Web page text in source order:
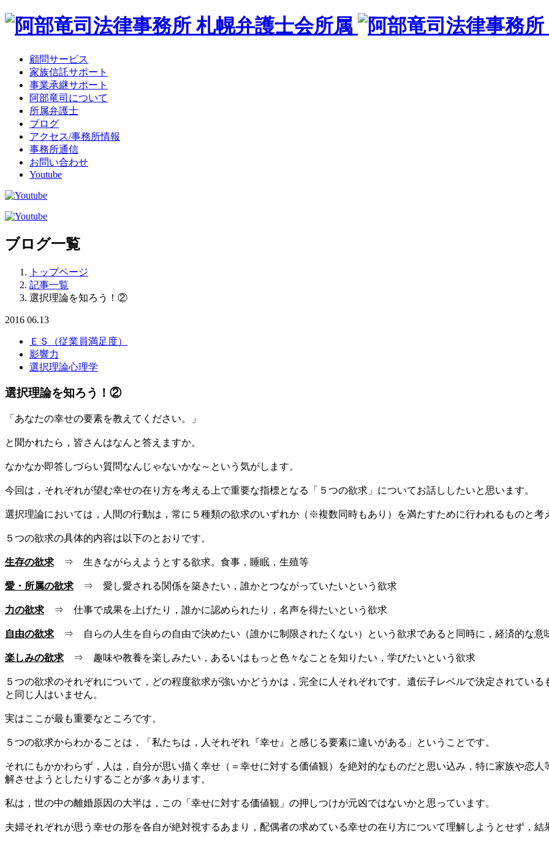
顧問サービス
家族信託サポート
事業承継サポート
阿部竜司について
所属弁護士
ブログ
アクセス/事務所情報
事務所通信
お問い合わせ
Youtube
ブログ一覧
トップページ
記事一覧
選択理論を知ろう！②
2016 06.13
ＥＳ（従業員満足度）
影響力
選択理論心理学
選択理論を知ろう！②
「あなたの幸せの要素を教えてください。」
と聞かれたら，皆さんはなんと答えますか。
なかなか即答しづらい質問なんじゃないかな～という気がします。
今回は，それぞれが望む幸せの在り方を考える上で重要な指標となる「５つの欲求」についてお話ししたいと思います。
選択理論においては，人間の行動は，常に５種類の欲求のいずれか（※複数同時もあり）を満たすために行われるものと考
５つの欲求の具体的内容は以下のとおりです。
生存の欲求 ⇒ 生きながらえようとする欲求。食事，睡眠，生殖等
愛・所属の欲求 ⇒ 愛し愛される関係を築きたい，誰かとつながっていたいという欲求
力の欲求 ⇒ 仕事で成果を上げたり，誰かに認められたり，名声を得たいという欲求
自由の欲求 ⇒ 自らの人生を自らの自由で決めたい（誰かに制限されたくない）という欲求であると同時に，経済的な意
楽しみの欲求 ⇒ 趣味や教養を楽しみたい，あるいはもっと色々なことを知りたい，学びたいという欲求
５つの欲求のそれぞれについて，どの程度欲求が強いかどうかは，完全に人それぞれです。遺伝子レベルで決定されてい
と同じ人はいません。
実はここが最も重要なところです。
５つの欲求からわかることは，「私たちは，人それぞれ『幸せ』と感じる要素に違いがある」ということです。
それにもかかわらず，人は，自分が思い描く幸せ（＝幸せに対する価値観）を絶対的なものだと思い込み，特に家族や恋
解させようとしたりすることが多々あります。
私は，世の中の離婚原因の大半は，この「幸せに対する価値観」の押しつけが元凶ではないかと思っています。
夫婦それぞれが思う幸せの形を各自が絶対視するあまり，配偶者の求めている幸せの在り方について理解しようとせず，結